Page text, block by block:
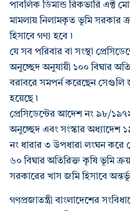
পাবলিক ডিমান্ড রিকভারি এক্ট
মামলায় নিলামকৃত ভূমি সরকার
হিসাবে গণ্য হবে ৷
যে সব পরিবার বা সংস্থা
অনুচ্ছেদ অনুযায়ী ১০০ বিঘার
বরাবরে সমপর্ন করেছেন সেগুলি
হয়েছে ৷
প্রেসিডেন্টের আদেশ নং ৯৮/
অনুচ্ছেদ এবং সংস্কার
নং ধারার ৩ উপধারা লংঘন করে
৬০ বিঘার অতিরিক্ত কৃষি ভূমি
সরকারের খাস জমি হিসাবে
গণপ্রজাতন্ত্রী বাংলাদেশের